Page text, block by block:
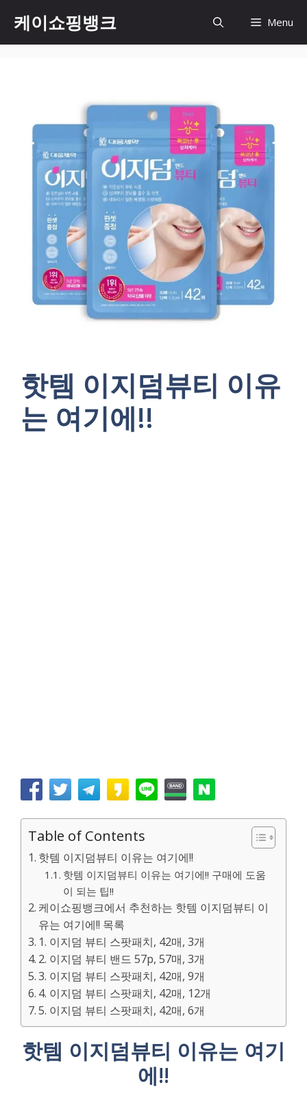
content
케이쇼핑뱅크 Menu
핫템 이지덤뷰티 이유
는 여기에!!
Table of Contents
핫템 이지덤뷰티 이유는 여기에!!
핫템 이지덤뷰티 이유는 여기에!! 구매에 도움
이 되는 팁!!
케이쇼핑뱅크에서 추천하는 핫템 이지덤뷰티 이
유는 여기에!! 목록
1. 이지덤 뷰티 스팟패치, 42매, 3개
2. 이지덤 뷰티 밴드 57p, 57매, 3개
3. 이지덤 뷰티 스팟패치, 42매, 9개
4. 이지덤 뷰티 스팟패치, 42매, 12개
5. 이지덤 뷰티 스팟패치, 42매, 6개
핫템 이지덤뷰티 이유는 여기
에!!